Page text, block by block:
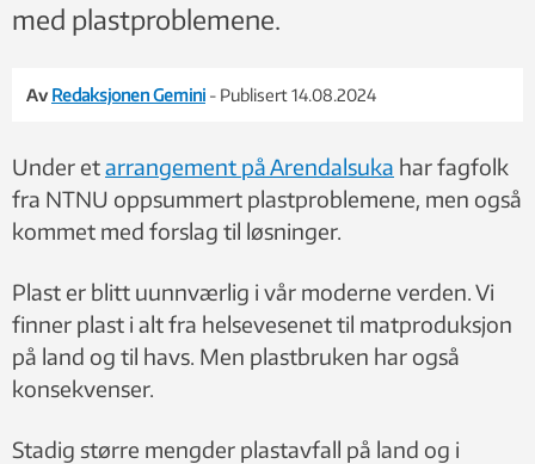
med plastproblemene.
Av Redaksjonen Gemini - Publisert 14.08.2024
Under etarrangement på Arendalsuka har fagfolk
fra NTNU oppsummert plastproblemene, men også
kommet med forslag til løsninger.
Plast er blitt uunnværlig i vår moderne verden. Vi
finner plast i alt fra helsevesenet til matproduksjon
på land og til havs. Men plastbruken har også
konsekvenser.
Stadig større mengder plastavfall på land og i